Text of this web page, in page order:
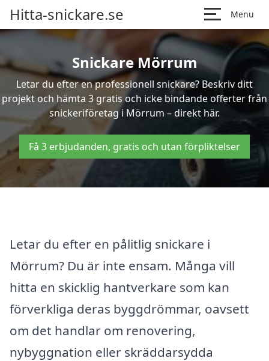
Hitta-snickare.se Menu
Snickare Mörrum
Letar du efter en professionell snickare? Beskriv ditt
projekt och hämta 3 gratis och icke bindande offerter från
snickeriföretag i Mörrum – direkt här.
Få 3 erbjudanden, gratis och utan förpliktelser
Letar du efter en pålitlig snickare i
Mörrum? Du är inte ensam. Många vill
hitta en skicklig hantverkare som kan
förverkliga deras byggdrömmar, oavsett
om det handlar om renovering,
nybyggnation eller skräddarsydda